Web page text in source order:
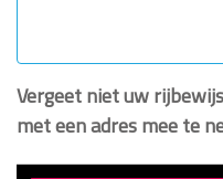
Vergeet niet uw
met een adres mee te